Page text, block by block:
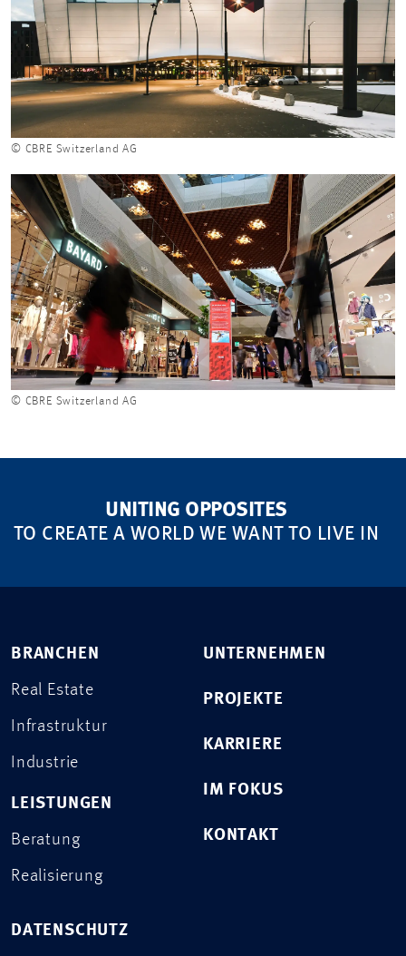
© CBRE Switzerland AG
© CBRE Switzerland AG
UNITING OPPOSITES
TO CREATE A WORLD WE WANT TO LIVE IN
BRANCHEN
Real Estate
Infrastruktur
Industrie
LEISTUNGEN
Beratung
Realisierung
UNTERNEHMEN
PROJEKTE
KARRIERE
IM FOKUS
KONTAKT
DATENSCHUTZ